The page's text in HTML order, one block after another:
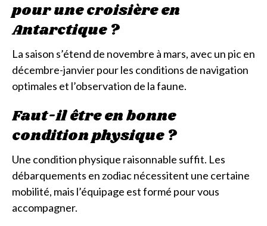
pour une croisière en
Antarctique ?
La saison s’étend de novembre à mars, avec un pic en
décembre-janvier pour les conditions de navigation
optimales et l’observation de la faune.
Faut-il être en bonne
condition physique ?
Une condition physique raisonnable suffit. Les
débarquements en zodiac nécessitent une certaine
mobilité, mais l’équipage est formé pour vous
accompagner.